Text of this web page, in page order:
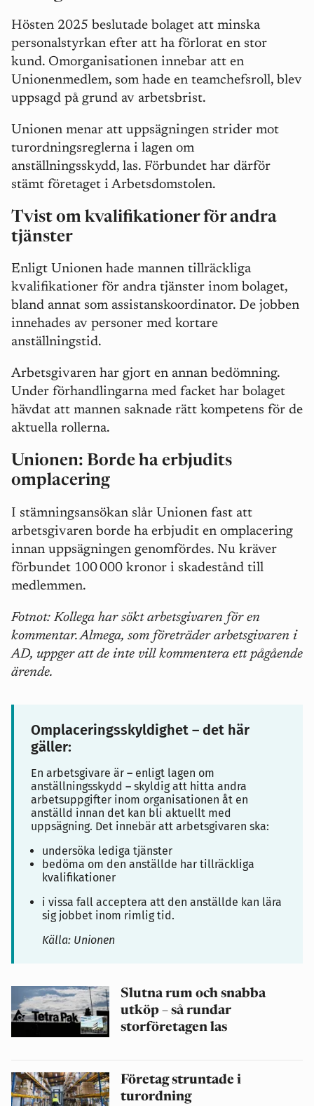
Hösten 2025 beslutade bolaget att minska
personalstyrkan efter att ha förlorat en stor
kund. Omorganisationen innebar att en
Unionenmedlem, som hade en teamchefsroll, blev
uppsagd på grund av arbetsbrist.
Unionen menar att uppsägningen strider mot
turordningsreglerna i lagen om
anställningsskydd, las. Förbundet har därför
stämt företaget i Arbetsdomstolen.
Tvist om kvalifikationer för andra
tjänster
Enligt Unionen hade mannen tillräckliga
kvalifikationer för andra tjänster inom bolaget,
bland annat som assistanskoordinator. De jobben
innehades av personer med kortare
anställningstid.
Arbetsgivaren har gjort en annan bedömning.
Under förhandlingarna med facket har bolaget
hävdat att mannen saknade rätt kompetens för de
aktuella rollerna.
Unionen: Borde ha erbjudits
omplacering
I stämningsansökan slår Unionen fast att
arbetsgivaren borde ha erbjudit en omplacering
innan uppsägningen genomfördes. Nu kräver
förbundet 100000 kronor i skadestånd till
medlemmen.
Fotnot: Kollega har sökt arbetsgivaren för en
kommentar. Almega, som företräder arbetsgivaren i
AD, uppger att de inte vill kommentera ett pågående
ärende.
Omplaceringsskyldighet – det här
gäller:
En arbetsgivare är – enligt lagen om
anställningsskydd – skyldig att hitta andra
arbetsuppgifter inom organisationen åt en
anställd innan det kan bli aktuellt med
uppsägning. Det innebär att arbetsgivaren ska:
undersöka lediga tjänster
bedöma om den anställde har tillräckliga
kvalifikationer
i vissa fall acceptera att den anställde kan lära
sig jobbet inom rimlig tid.
Källa: Unionen
Slutna rum och snabba
utköp – så rundar
storföretagen las
Företag struntade i
turordning